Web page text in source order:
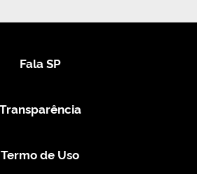
Fala SP
Transparência
Termo de Uso